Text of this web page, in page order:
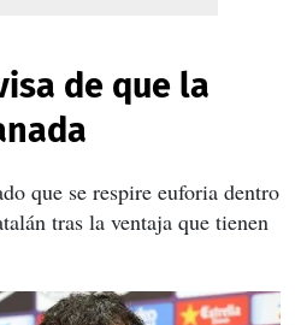
de que la
que se respire euforia dentro
tras la ventaja que tienen